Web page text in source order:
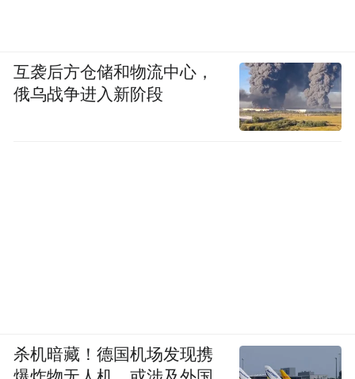
互袭后方仓储和物流中心，
俄乌战争进入新阶段
杀机暗藏！德国机场发现携